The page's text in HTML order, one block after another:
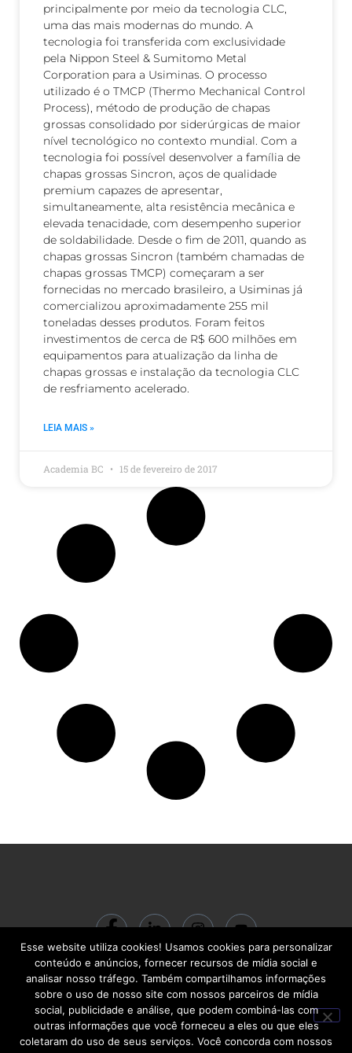
principalmente por meio da tecnologia CLC,
uma das mais modernas do mundo. A
tecnologia foi transferida com exclusividade
pela Nippon Steel & Sumitomo Metal
Corporation para a Usiminas. O processo
utilizado é o TMCP (Thermo Mechanical Control
Process), método de produção de chapas
grossas consolidado por siderúrgicas de maior
nível tecnológico no contexto mundial. Com a
tecnologia foi possível desenvolver a família de
chapas grossas Sincron, aços de qualidade
premium capazes de apresentar,
simultaneamente, alta resistência mecânica e
elevada tenacidade, com desempenho superior
de soldabilidade. Desde o fim de 2011, quando as
chapas grossas Sincron (também chamadas de
chapas grossas TMCP) começaram a ser
fornecidas no mercado brasileiro, a Usiminas já
comercializou aproximadamente 255 mil
toneladas desses produtos. Foram feitos
investimentos de cerca de R$ 600 milhões em
equipamentos para atualização da linha de
chapas grossas e instalação da tecnologia CLC
de resfriamento acelerado.
LEIA MAIS »
Academia BC 15 de fevereiro de 2017
© 2024 ACADEMIA BC Gestão do Conhecimento LTDA | CNPJ:
22.713.710/0001-00 | R. Santa Quitéria, 541 – Carlos Prates | Belo Horizonte
– MG | CEP 30710-460
Esse website utiliza cookies! Usamos cookies para personalizar
conteúdo e anúncios, fornecer recursos de mídia social e
analisar nosso tráfego. Também compartilhamos informações
sobre o uso de nosso site com nossos parceiros de mídia
social, publicidade e análise, que podem combiná-las com
outras informações que você forneceu a eles ou que eles
coletaram do uso de seus serviços. Você concorda com nossos